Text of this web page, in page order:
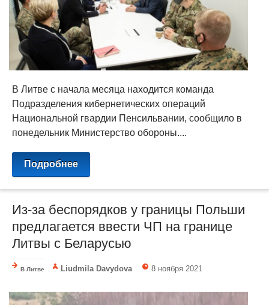
В Литве с начала месяца находится команда
Подразделения кибернетических операций
Национальной гвардии Пенсильвании, сообщило в
понедельник Министерство обороны....
Подробнее
Из-за беспорядков у границы Польши
предлагается ввести ЧП на границе
Литвы с Беларусью
В Литве Liudmila Davydova 8 ноября 2021